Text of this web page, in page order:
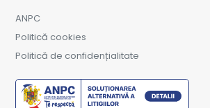
ANPC
Politică cookies
Politică de confidențialitate